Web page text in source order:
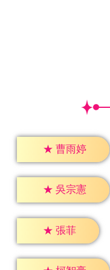
★ 曹雨婷
★ 吳宗憲
★ 張菲